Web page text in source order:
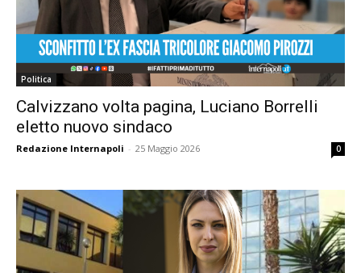
Politica
Calvizzano volta pagina, Luciano Borrelli
eletto nuovo sindaco
Redazione Internapoli - 25 Maggio 2026 0